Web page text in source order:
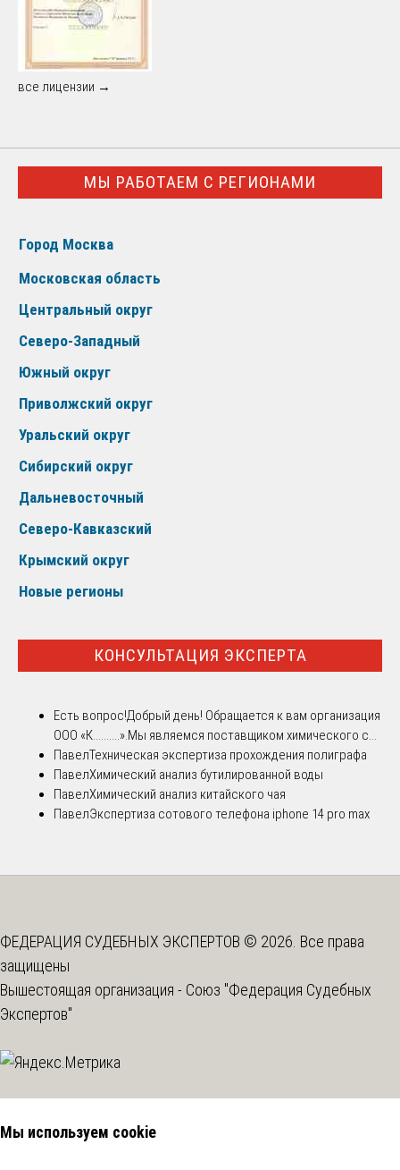
все лицензии →
МЫ РАБОТАЕМ С РЕГИОНАМИ
Город Москва
Московская область
Центральный округ
Северо-Западный
Южный округ
Приволжский округ
Уральский округ
Сибирский округ
Дальневосточный
Северо-Кавказский
Крымский округ
Новые регионы
КОНСУЛЬТАЦИЯ ЭКСПЕРТА
Есть вопрос!Добрый день! Обращается к вам организация
ООО «К..........».Мы являемся поставщиком химического с...
ПавелТехническая экспертиза прохождения полиграфа
ПавелХимический анализ бутилированной воды
ПавелХимический анализ китайского чая
ПавелЭкспертиза сотового телефона iphone 14 pro max
ФЕДЕРАЦИЯ СУДЕБНЫХ ЭКСПЕРТОВ © 2026. Все права
защищены
Вышестоящая организация - Союз "Федерация Судебных
Экспертов"
Мы используем cookie